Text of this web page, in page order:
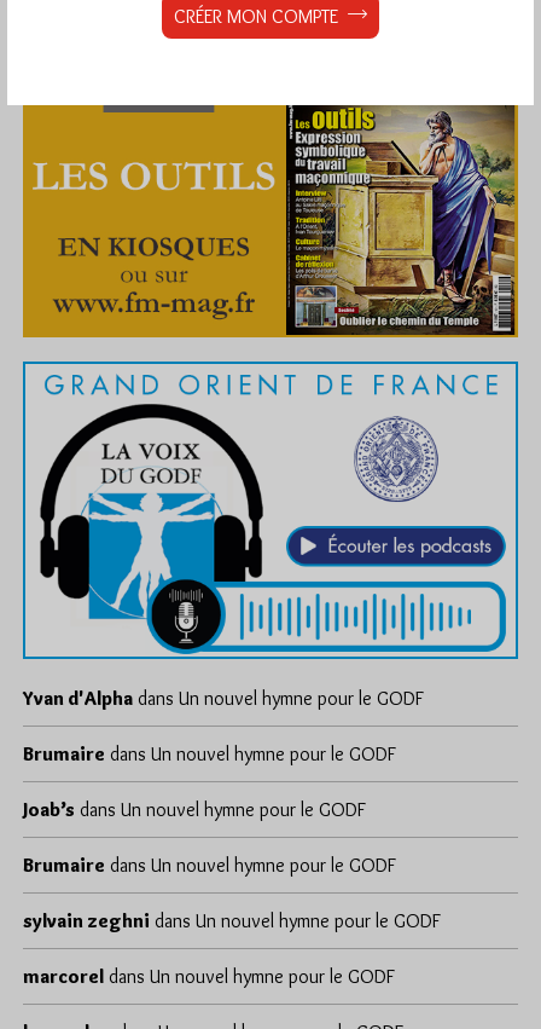
Yvan d'Alpha dans Un nouvel hymne pour le GODF
Brumaire dans Un nouvel hymne pour le GODF
Joab’s dans Un nouvel hymne pour le GODF
Brumaire dans Un nouvel hymne pour le GODF
sylvain zeghni dans Un nouvel hymne pour le GODF
marcorel dans Un nouvel hymne pour le GODF
CRÉER MON COMPTE